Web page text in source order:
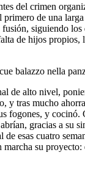
del crimen
de una
siguiendo
de hijos
balazzo nella
de alto nivel,
y tras mucho
fogones, y
gracias a su
esas cuatro
su